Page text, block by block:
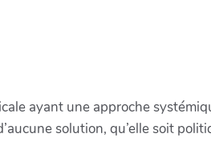
ayant une approche
solution, qu’elle soit